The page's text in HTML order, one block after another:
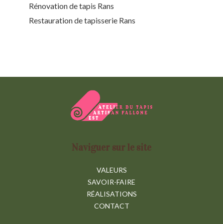
Rénovation de tapis Rans
Restauration de tapisserie Rans
Naviguer sur le site
VALEURS
SAVOIR-FAIRE
RÉALISATIONS
CONTACT